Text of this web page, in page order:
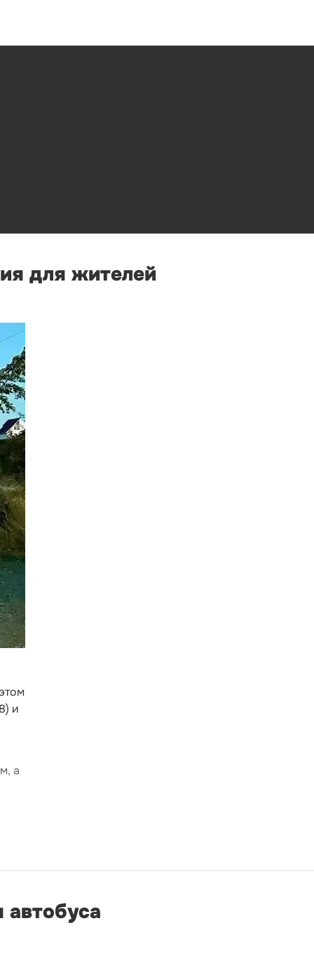
для жителей
и
а